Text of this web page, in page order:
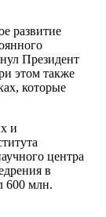
развитие
Президент
этом также
которые
и
центра
в
600 млн.